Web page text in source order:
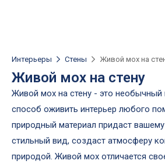
Интерьеры Стены Живой мох на
Живой мох на стену
Живой мох на стену - это
способ оживить интерьер любого
природный материал придаст
стильный вид, создаст атмосферу
природой. Живой мох отличается